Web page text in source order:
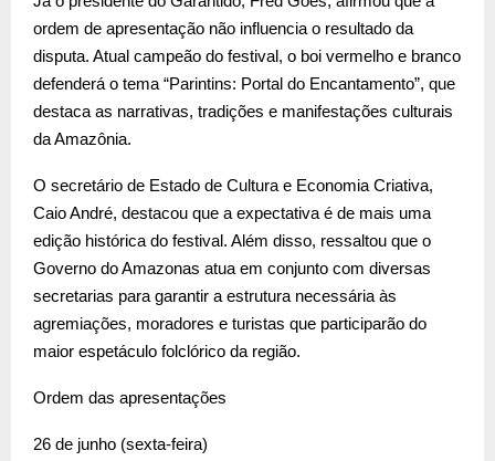
ordem de apresentação não influencia o resultado da
disputa. Atual campeão do festival, o boi vermelho e branco
defenderá o tema “Parintins: Portal do Encantamento”, que
destaca as narrativas, tradições e manifestações culturais
da Amazônia.
O secretário de Estado de Cultura e Economia Criativa,
Caio André, destacou que a expectativa é de mais uma
edição histórica do festival. Além disso, ressaltou que o
Governo do Amazonas atua em conjunto com diversas
secretarias para garantir a estrutura necessária às
agremiações, moradores e turistas que participarão do
maior espetáculo folclórico da região.
Ordem das apresentações
26 de junho (sexta-feira)